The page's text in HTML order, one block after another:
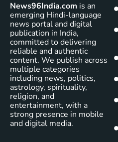
News96India.com is an
emerging Hindi-language
news portal and digital
publication in India,
committed to delivering
reliable and authentic
content. We publish across
multiple categories
including news, politics,
astrology, spirituality,
religion, and
entertainment, with a
strong presence in mobile
and digital media.